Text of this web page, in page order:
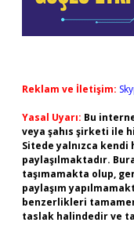
Reklam ve İletişim:
Yasal Uyarı: Bu
veya şahıs şirketi ile
Sitede yalnızca kendi
paylaşılmaktadır.
taşımamakta olup,
paylaşım
benzerlikleri
taslak halindedir ve